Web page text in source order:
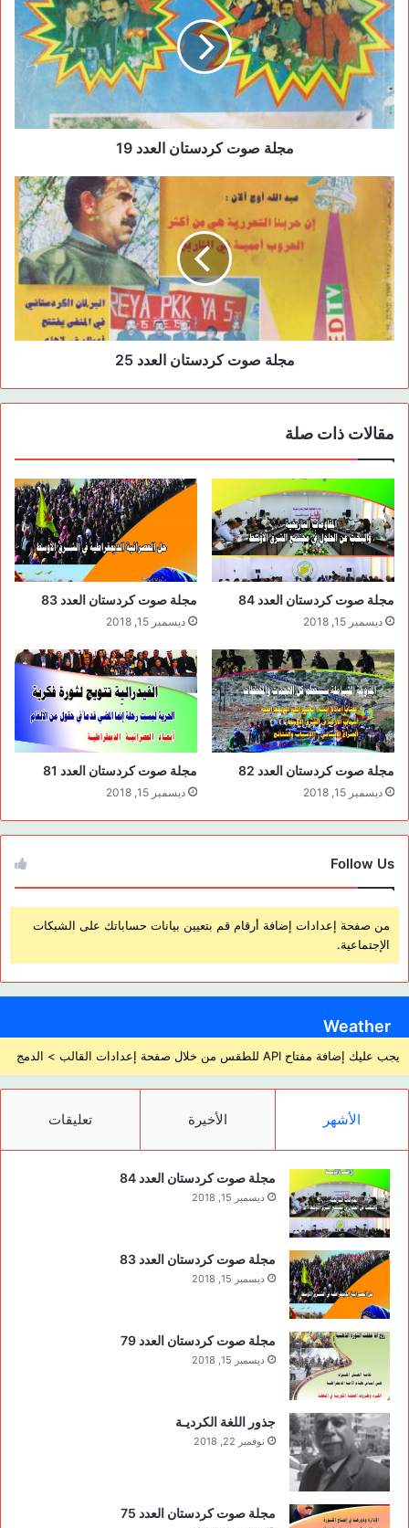
o
o
k
o
n
مجلة صوت كردستان العدد 19
مجلة صوت كردستان العدد 25
مقالات ذات صلة
مجلة صوت كردستان العدد 84
ديسمبر 15, 2018
مجلة صوت كردستان العدد 83
ديسمبر 15, 2018
مجلة صوت كردستان العدد 82
ديسمبر 15, 2018
مجلة صوت كردستان العدد 81
ديسمبر 15, 2018
Follow Us
من صفحة إعدادات إضافة أرقام قم بتعيين بيانات حساباتك على الشبكات
الإجتماعية.
Weather
يجب عليك إضافة مفتاح API للطقس من خلال صفحة إعدادات القالب > الدمج
الأشهر الأخيرة تعليقات
مجلة صوت كردستان العدد 84
ديسمبر 15, 2018
مجلة صوت كردستان العدد 83
ديسمبر 15, 2018
مجلة صوت كردستان العدد 79
ديسمبر 15, 2018
جذور اللغة الكرديـة
نوفمبر 22, 2018
مجلة صوت كردستان العدد 75